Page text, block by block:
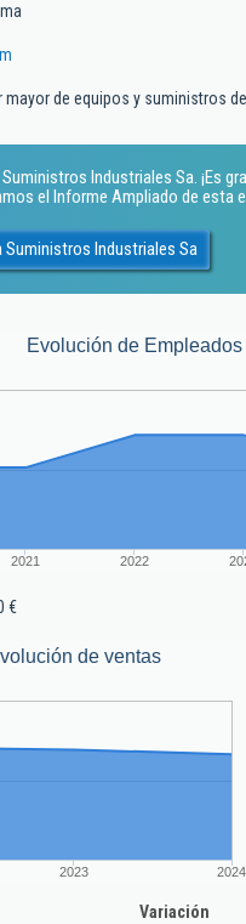
mayor de equipos y suministros
Industriales Sa. ¡Es
el Informe Ampliado de esta
Suministros Industriales Sa
Evolución de Empleados
2021 2022
€
de ventas
2023 2024
Variación